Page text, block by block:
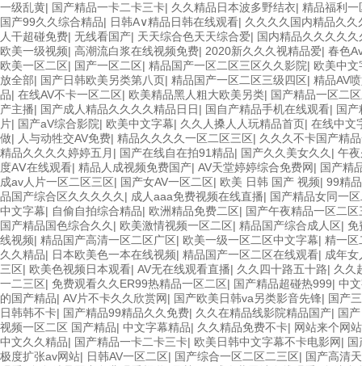
一级乱黄| 国产精品一卡二卡三卡| 久久精品日本波多野结衣| 精品福利一
国产99久久综合精品| 日韩A∨精品日韩在线观看| 久久久久国内精品久久
人干超碰免费| 无线看国产| 天天综合色天天综合爱| 国内精品久久久久
欧美一级视频| 高潮流白浆在线视频免费| 2020新久久久视精品爱| 春色
欧美一区二区| 国产一区二区| 精品国产一区二区三区久久影院| 欧美中
放全部| 国产日韩欧美另类第八页| 精品国产一区二区三级四区| 精品AV
品| 在线AV不卡一区二区| 欧美精品黑人粗大欧美另类| 国产精品一区二
产主播| 国产成人精品久久久久精品日日| 国自产精品手机在线观看| 国
片| 国产aV综合影院| 欧美中文字幕| 久久人搡人人玩精品首页| 在线中文
做| 人与动牲交AV免费| 精品久久久久一区二区三区| 久久久不卡国产精
精品久久久久婷婷五月 | 国产在线自在拍91精品| 国产久久美女久久 | 午
度AⅤ在线观看| 精品人成视频免费国产| AV天堂婷婷综合免费网| 国产精
成av人片一区二区三区| 国产女AV一区二区| 欧美 日韩 国产 视频| 99精
品国产综合区久久久久久 | 成人aaa免费视频在线直播| 国产精品女同一
中文字幕| 自偷自拍综合精品| 欧洲精品免费二区| 国产午夜精品一区二区
国产精品国色综合久久 | 欧美激情视频一区二区| 精品国产综合成人区| 免
线视频| 精品国产高清一区二区广区| 欧美一级一区二区中文字幕| 精一区
久久精品| 日本欧美色一本在线视频| 精品国产一区二区在线观看| 成年女
三区| 欧美色视频日本观看| AV无在线观看直播| 久久四十路五十路| 久久
一二三区| 免费观看久久ER99热精品一区二区| 国产精品超碰热999| 中
的国产精品| AV片不卡久久欣赏网| 国产欧美日韩va另类影音先锋| 国产
日韩韩不卡| 国产精品99精品久久免费| 久久在精品线影院精品国产| 国
视频一区二区 国产精品| 中文字幕精品| 久久精品免费不卡| 网站来个网站
中文久久精品| 国产精品一卡二卡三卡| 欧美日韩中文字幕不卡电影网|
极度扩张av网站| 日韩AV一区二区| 国产综合一区二区二三区| 国产高清